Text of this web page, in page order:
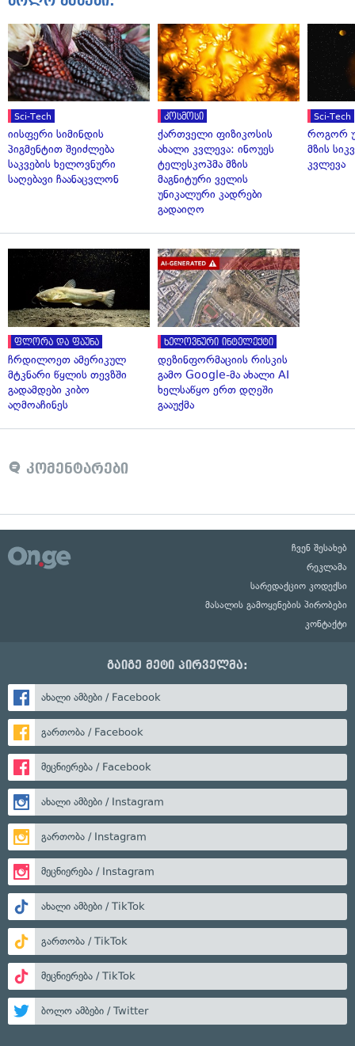
Sci-Tech
იისფერი სიმინდის
პიგმენტით შეიძლება
საკვების ხელოვნური
საღებავი ჩაანაცვლონ
კოსმოსი
ქართველი ფიზიკოსის
ახალი კვლევა: ინოუეს
ტელესკოპმა მზის
მაგნიტური ველის
უნიკალური კადრები
გადაიღო
Sci-Tech
როგორ
მზის
კვლევა
ფლორა და ფაუნა
ჩრდილოეთ ამერიკულ
მტკნარი წყლის თევზში
გადამდები კიბო
აღმოაჩინეს
ხელოვნური ინტელექტი
დეზინფორმაციის რისკის
გამო Google-მა ახალი AI
ხელსაწყო ერთ დღეში
გააუქმა
კომენტარები
ჩვენ შესახებ
რეკლამა
სარედაქციო კოდექსი
მასალის გამოყენების პირობები
კონტაქტი
გაიგე მეტი პირველმა:
ახალი ამბები / Facebook
გართობა / Facebook
მეცნიერება / Facebook
ახალი ამბები / Instagram
გართობა / Instagram
მეცნიერება / Instagram
ახალი ამბები / TikTok
გართობა / TikTok
მეცნიერება / TikTok
ბოლო ამბები / Twitter